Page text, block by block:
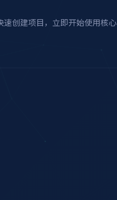
速创建项目，立即开始使用核心